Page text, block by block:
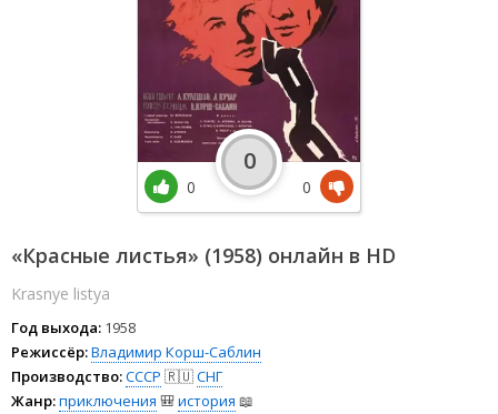
«Красные листья» (1958) онлайн в HD
Krasnye listya
Год выхода: 1958
Режиссёр:Владимир Корш-Саблин
Производство:СССР 🇷🇺СНГ
Жанр:приключения 🎒история 📖
0
0
0